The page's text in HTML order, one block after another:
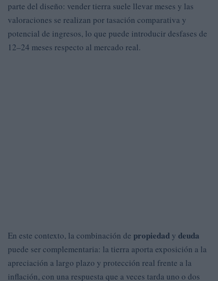
parte del diseño: vender tierra suele llevar meses y las
valoraciones se realizan por tasación comparativa y
potencial de ingresos, lo que puede introducir desfases de
12–24 meses respecto al mercado real.
En este contexto, la combinación de propiedad y deuda
puede ser complementaria: la tierra aporta exposición a la
apreciación a largo plazo y protección real frente a la
inflación, con una respuesta que a veces tarda uno o dos